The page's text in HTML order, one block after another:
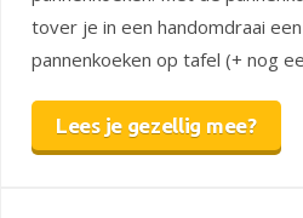
tover je in een handomdraai
pannenkoeken op tafel (+ nog
Lees je gezellig mee?